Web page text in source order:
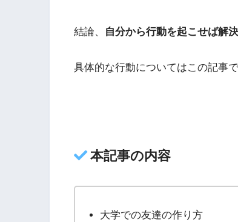
結論、 自分から行動を起こせば解決
具体的な行動についてはこの記事
本記事の内容
大学での友達の作り方